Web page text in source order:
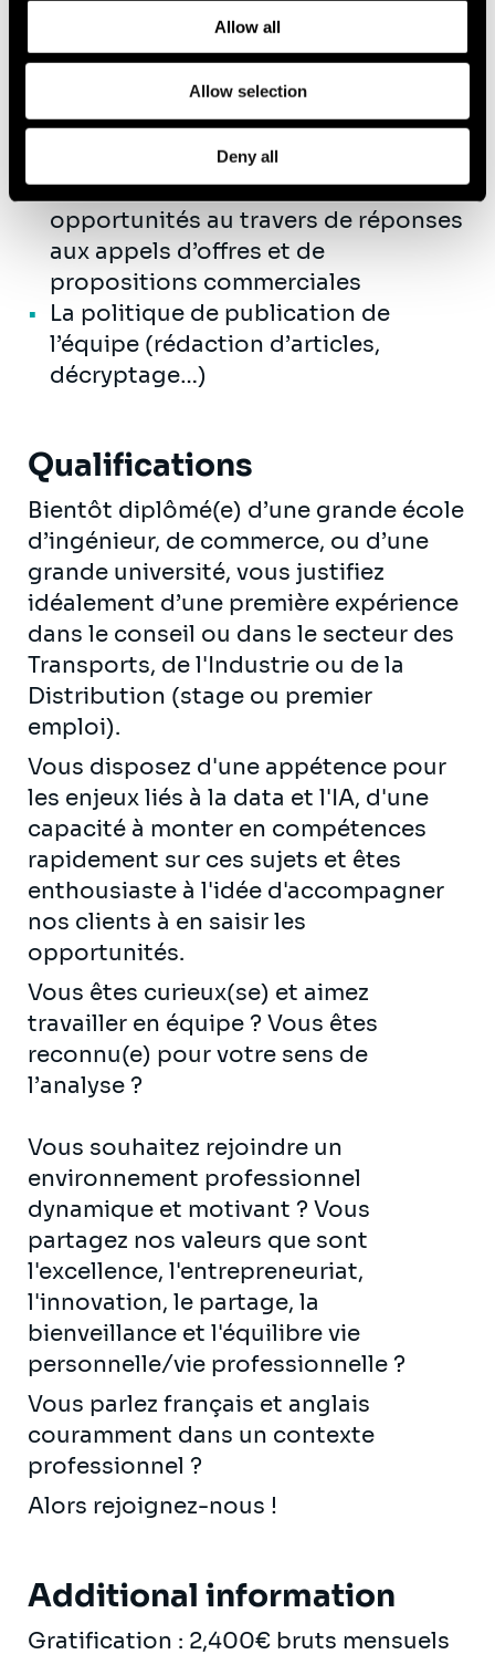
and how we process personal data in ourPrivacy Policy.
Allow all
Allow selection
Deny all
Le développement et le
renforcement de nos offres au
travers de formations, de groupes
de travail, de diffusion de supports
internes et externes...
Le développement de nouvelles
opportunités au travers de réponses
aux appels d’offres et de
propositions commerciales
La politique de publication de
l’équipe (rédaction d’articles,
décryptage…)
Qualifications
Bientôt diplômé(e) d’une grande école
d’ingénieur, de commerce, ou d’une
grande université, vous justifiez
idéalement d’une première expérience
dans le conseil ou dans le secteur des
Transports, de l'Industrie ou de la
Distribution (stage ou premier
emploi).
Vous disposez d'une appétence pour
les enjeux liés à la data et l'IA, d'une
capacité à monter en compétences
rapidement sur ces sujets et êtes
enthousiaste à l'idée d'accompagner
nos clients à en saisir les
opportunités.
Vous êtes curieux(se) et aimez
travailler en équipe ? Vous êtes
reconnu(e) pour votre sens de
l’analyse ?
Vous souhaitez rejoindre un
environnement professionnel
dynamique et motivant ? Vous
partagez nos valeurs que sont
l'excellence, l'entrepreneuriat,
l'innovation, le partage, la
bienveillance et l'équilibre vie
personnelle/vie professionnelle ?
Vous parlez français et anglais
couramment dans un contexte
professionnel ?
Alors rejoignez-nous !
Additional information
Gratification : 2,400€ bruts mensuels